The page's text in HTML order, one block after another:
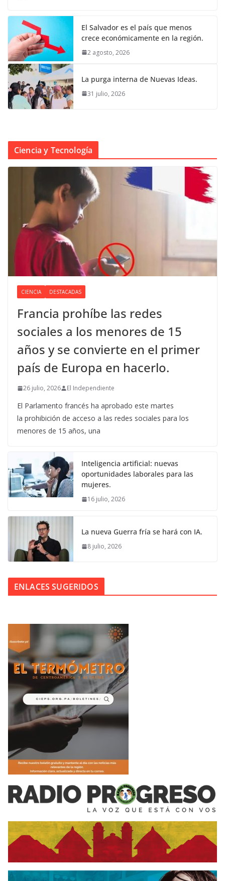
El Salvador es el país que menos
crece económicamente en la región.
2 agosto, 2026
La purga interna de Nuevas Ideas.
31 julio, 2026
Ciencia y Tecnología
CIENCIA DESTACADAS
Francia prohíbe las redes
sociales a los menores de 15
años y se convierte en el primer
país de Europa en hacerlo.
26 julio, 2026 El Independiente
El Parlamento francés ha aprobado este martes
la prohibición de acceso a las redes sociales para los
menores de 15 años, una
Inteligencia artificial: nuevas
oportunidades laborales para las
mujeres.
16 julio, 2026
La nueva Guerra fría se hará con IA.
8 julio, 2026
ENLACES SUGERIDOS